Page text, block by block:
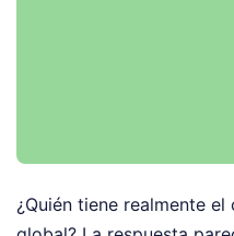
¿Quién tiene realmente